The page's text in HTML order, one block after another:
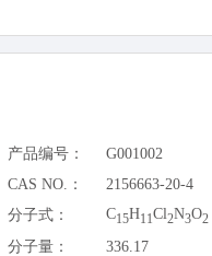
产品编号：
G001002
CAS NO.：
2156663-20-4
分子式：
C15H11Cl2N3O2
分子量： 336.17